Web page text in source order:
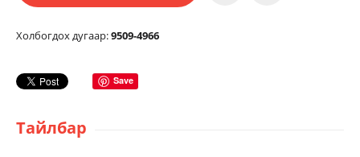
Холбогдох дугаар:9509-4966
Save
Тайлбар